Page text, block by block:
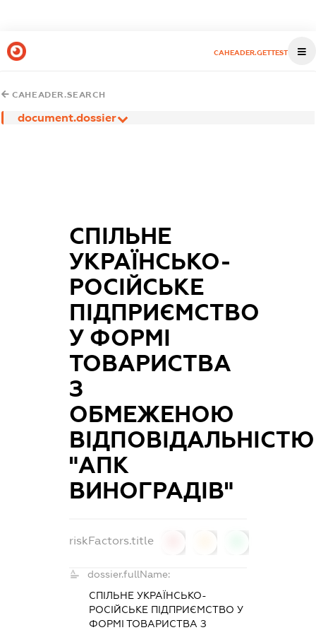
CAHEADER.GETTEST
CAHEADER.SEARCH
document.dossier
СПІЛЬНЕ
УКРАЇНСЬКО-
РОСІЙСЬКЕ
ПІДПРИЄМСТВО
У ФОРМІ
ТОВАРИСТВА
З
ОБМЕЖЕНОЮ
ВІДПОВІДАЛЬНІСТЮ
"АПК
ВИНОГРАДІВ"
riskFactors.title
dossier.fullName:
СПІЛЬНЕ УКРАЇНСЬКО-
РОСІЙСЬКЕ ПІДПРИЄМСТВО У
ФОРМІ ТОВАРИСТВА З